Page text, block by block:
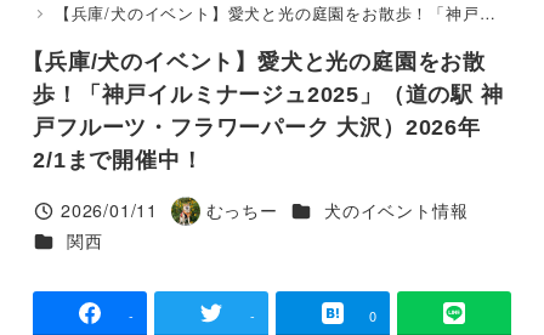
【兵庫/犬のイベント】愛犬と光の庭園をお散歩！「神戸イルミナージュ2025」（道の駅 神戸フルーツ・フラワーパーク 大沢）2026年2/1まで開催中！
【兵庫/犬のイベント】愛犬と光の庭園をお散
歩！「神戸イルミナージュ2025」（道の駅 神
戸フルーツ・フラワーパーク 大沢）2026年
2/1まで開催中！
投稿日
2026/01/11
著
むっちー カテゴリー
犬のイベント情報
カテゴリー
関西
- - 0